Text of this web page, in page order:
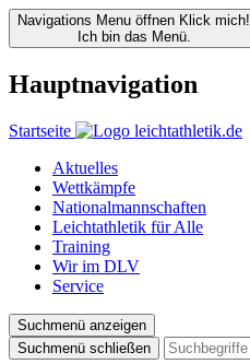
Navigations Menu öffnen Klick mich!
Ich bin das Menü.
Hauptnavigation
Startseite
Aktuelles
Wettkämpfe
Nationalmannschaften
Leichtathletik für Alle
Training
Wir im DLV
Service
Suchmenü anzeigen
Suchmenü schließen